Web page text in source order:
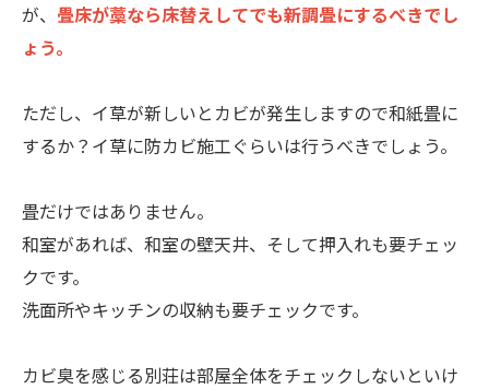
が、 畳床が藁なら床替えしてでも新調畳にするべきでし
ょう。
ただし、イ草が新しいとカビが発生しますので和紙畳に
するか？イ草に防カビ施工ぐらいは行うべきでしょう。
畳だけではありません。
和室があれば、和室の壁天井、そして押入れも要チェッ
クです。
洗面所やキッチンの収納も要チェックです。
カビ臭を感じる別荘は部屋全体をチェックしないといけ